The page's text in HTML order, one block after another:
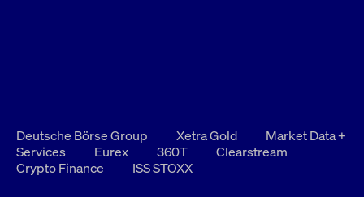
Deutsche Börse Group Xetra Gold
Market Data +
Services
Eurex 360T
Clearstream
Crypto Finance
ISS STOXX